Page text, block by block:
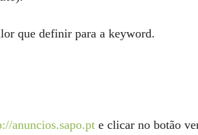
que definir para a keyword.
anuncios.sapo.pt e clicar no botão